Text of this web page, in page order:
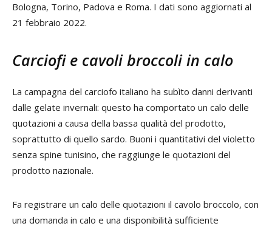
Bologna, Torino, Padova e Roma. I dati sono aggiornati al
21 febbraio 2022.
Carciofi e cavoli broccoli in calo
La campagna del carciofo italiano ha subìto danni derivanti
dalle gelate invernali: questo ha comportato un calo delle
quotazioni a causa della bassa qualità del prodotto,
soprattutto di quello sardo. Buoni i quantitativi del violetto
senza spine tunisino, che raggiunge le quotazioni del
prodotto nazionale.
Fa registrare un calo delle quotazioni il cavolo broccolo, con
una domanda in calo e una disponibilità sufficiente